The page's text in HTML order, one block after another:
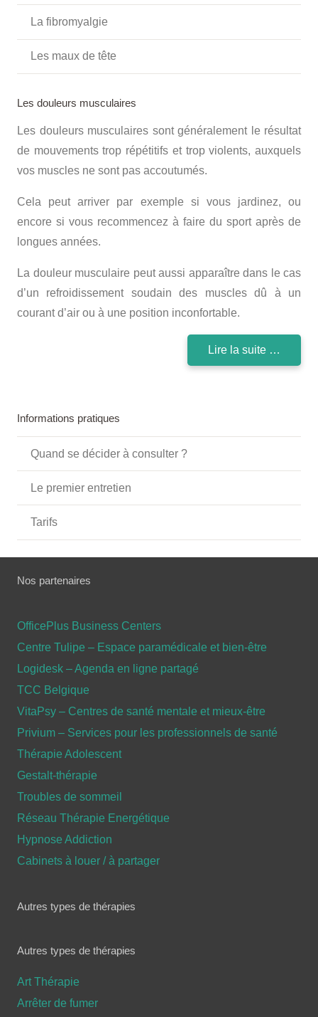
La fibromyalgie
Les maux de tête
Les douleurs musculaires
Les douleurs musculaires sont généralement le résultat
de mouvements trop répétitifs et trop violents, auxquels
vos muscles ne sont pas accoutumés.
Cela peut arriver par exemple si vous jardinez, ou
encore si vous recommencez à faire du sport après de
longues années.
La douleur musculaire peut aussi apparaître dans le cas
d’un refroidissement soudain des muscles dû à un
courant d’air ou à une position inconfortable.
Lire la suite …
Informations pratiques
Quand se décider à consulter ?
Le premier entretien
Tarifs
Nos partenaires
OfficePlus Business Centers
Centre Tulipe – Espace paramédicale et bien-être
Logidesk – Agenda en ligne partagé
TCC Belgique
VitaPsy – Centres de santé mentale et mieux-être
Privium – Services pour les professionnels de santé
Thérapie Adolescent
Gestalt-thérapie
Troubles de sommeil
Réseau Thérapie Energétique
Hypnose Addiction
Cabinets à louer / à partager
Autres types de thérapies
Autres types de thérapies
Art Thérapie
Arrêter de fumer